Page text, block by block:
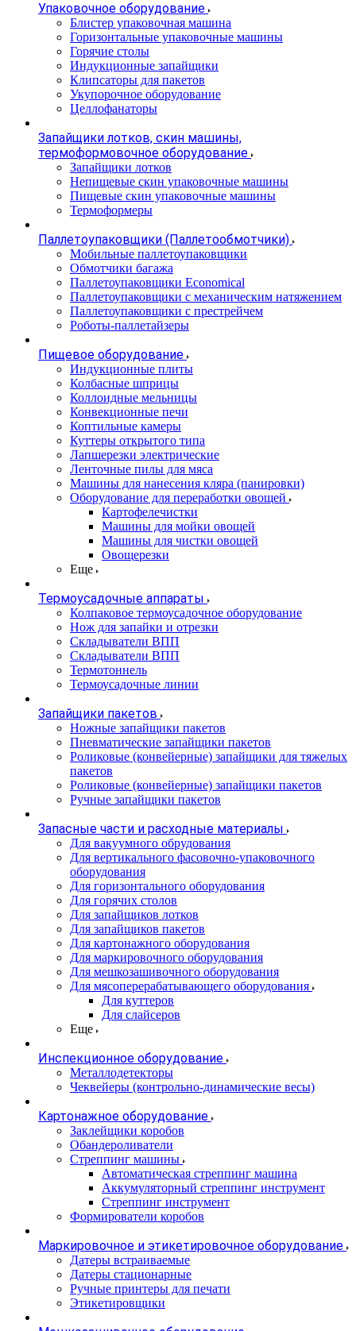
Упаковочное оборудование
Блистер упаковочная машина
Горизонтальные упаковочные машины
Горячие столы
Индукционные запайщики
Клипсаторы для пакетов
Укупорочное оборудование
Целлофанаторы
Запайщики лотков, скин машины,
термоформовочное оборудование
Запайщики лотков
Непищевые скин упаковочные машины
Пищевые скин упаковочные машины
Термоформеры
Паллетоупаковщики (Паллетообмотчики)
Мобильные паллетоупаковщики
Обмотчики багажа
Паллетоупаковщики Economical
Паллетоупаковщики с механическим натяжением
Паллетоупаковщики с престрейчем
Роботы-паллетайзеры
Пищевое оборудование
Индукционные плиты
Колбасные шприцы
Коллоидные мельницы
Конвекционные печи
Коптильные камеры
Куттеры открытого типа
Лапшерезки электрические
Ленточные пилы для мяса
Машины для нанесения кляра (панировки)
Оборудование для переработки овощей
Картофелечистки
Машины для мойки овощей
Машины для чистки овощей
Овощерезки
Еще
Термоусадочные аппараты
Колпаковое термоусадочное оборудование
Нож для запайки и отрезки
Складыватели ВПП
Складыватели ВПП
Термотоннель
Термоусадочные линии
Запайщики пакетов
Ножные запайщики пакетов
Пневматические запайщики пакетов
Роликовые (конвейерные) запайщики для тяжелых
пакетов
Роликовые (конвейерные) запайщики пакетов
Ручные запайщики пакетов
Запасные части и расходные материалы
Для вакуумного обрудования
Для вертикального фасовочно-упаковочного
оборудования
Для горизонтального оборудования
Для горячих столов
Для запайщиков лотков
Для запайщиков пакетов
Для картонажного оборудования
Для маркировочного оборудования
Для мешкозашивочного оборудования
Для мясоперерабатывающего оборудования
Для куттеров
Для слайсеров
Еще
Инспекционное оборудование
Металлодетекторы
Чеквейеры (контрольно-динамические весы)
Картонажное оборудование
Заклейщики коробов
Обандероливатели
Стреппинг машины
Автоматическая стреппинг машина
Аккумуляторный стреппинг инструмент
Стреппинг инструмент
Формирователи коробов
Маркировочное и этикетировочное оборудование
Датеры встраиваемые
Датеры стационарные
Ручные принтеры для печати
Этикетировщики